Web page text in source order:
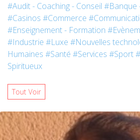
#Audit - Coaching - Conseil #Banque
#Casinos #Commerce
#Enseignement - Formation
#Industrie #Luxe #Nouvelles
Humaines #Santé #Services #Sport
Spiritueux
Tout Voir